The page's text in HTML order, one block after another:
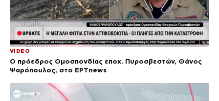
VIDEO
Ο πρόεδρος Ομοσπονδίας εποχ. Πυροσβεστών, Θάνος
Ψαρόπουλος, στο ΕΡΤnews